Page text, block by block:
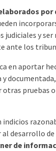
por
judiciales y
ante los
en aportar
y
pruebas
indicios
al desarrollo
de